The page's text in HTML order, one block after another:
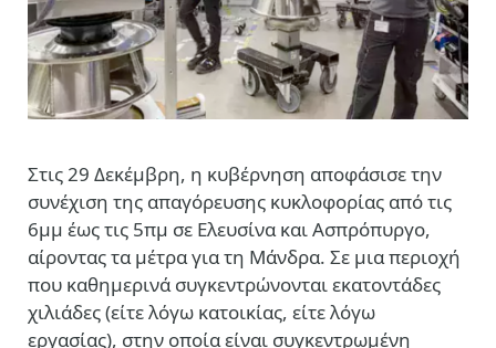
Στις 29 Δεκέμβρη, η κυβέρνηση αποφάσισε την
συνέχιση της απαγόρευσης κυκλοφορίας από τις
6μμ έως τις 5πμ σε Ελευσίνα και Ασπρόπυργο,
αίροντας τα μέτρα για τη Μάνδρα. Σε μια περιοχή
που καθημερινά συγκεντρώνονται εκατοντάδες
χιλιάδες (είτε λόγω κατοικίας, είτε λόγω
εργασίας), στην οποία είναι συγκεντρωμένη